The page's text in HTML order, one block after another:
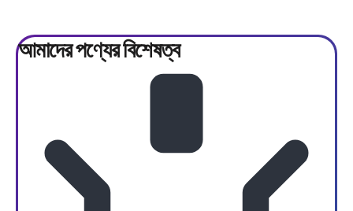
আমাদের পণ্যেরবিশেষত্ব